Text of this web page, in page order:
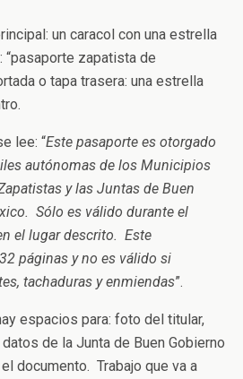
un caracol con una estrella
“pasaporte zapatista de
o tapa trasera: una estrella
lee: “Este pasaporte es otorgado
autónomas de los Municipios
y las Juntas de Buen
Sólo es válido durante el
el lugar descrito. Este
páginas y no es válido si
tachaduras y enmiendas”.
espacios para: foto del titular,
de la Junta de Buen Gobierno
documento. Trabajo que va a